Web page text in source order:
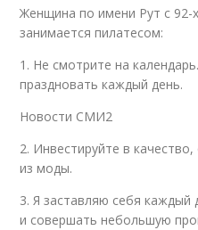
Женщина по имени Рут с 92-
занимается пилатесом:
1. Не смотрите на
праздновать каждый день.
Новости СМИ2
2. Инвестируйте в
из моды.
3. Я заставляю себя каждый
и совершать небольшую